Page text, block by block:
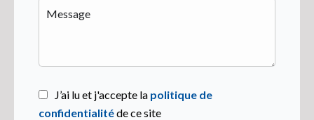
J’ai lu et j'accepte la politique de
confidentialitéde ce site